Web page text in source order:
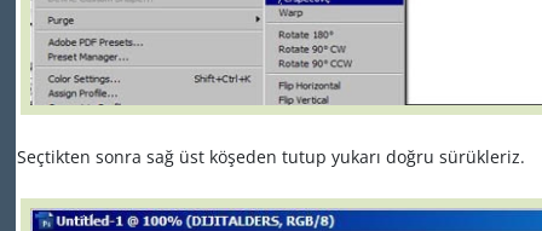
Seçtikten sonra sağ üst köşeden tutup yukarı doğru sürükleriz.